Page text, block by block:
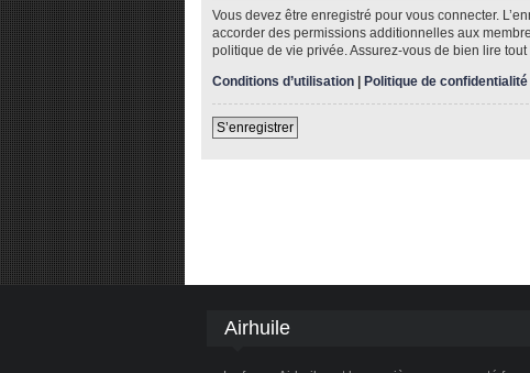
Vous devez être enregistré pour vous connecter.
accorder des permissions additionnelles aux
politique de vie privée. Assurez-vous de bien lire tout
Conditions d’utilisation | Politique de confidentialité
S’enregistrer
Airhuile